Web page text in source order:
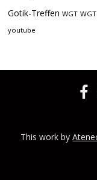
Gotik-Treffen WGT
youtube
This work by